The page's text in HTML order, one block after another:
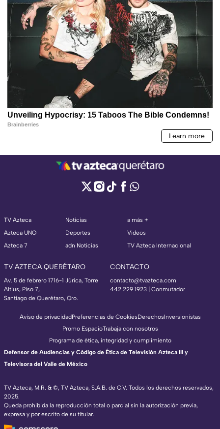
TV Azteca
Azteca UNO
Azteca 7
Noticias
Deportes
adn Noticias
a más +
Videos
TV Azteca Internacional
TV AZTECA QUERÉTARO
Av. 5 de febrero 1716-1 Júrica, Torre
Altius, Piso 7,
Santiago de Querétaro, Qro.
CONTACTO
contacto@tvazteca.com
442 229 1923 | Conmutador
TV Azteca, M.R. & ©, TV Azteca, S.A.B. de C.V. Todos los derechos reservados,
2025.
Queda prohibida la reproducción total o parcial sin la autorización previa,
expresa y por escrito de su titular.
Aviso de privacidadPreferencias de CookiesDerechosInversionistas
Promo EspacioTrabaja con nosotros
Programa de ética, integridad y cumplimiento
Defensor de Audiencias y Código de Ética de Televisión Azteca III y
Televisora del Valle de México